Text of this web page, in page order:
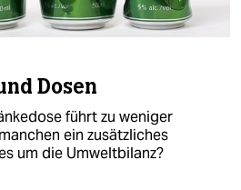
Dosen
führt zu weniger
ein zusätzliches
um die Umweltbilanz?